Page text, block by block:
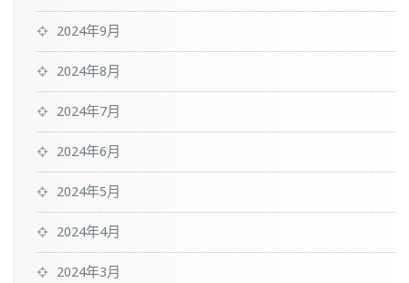
2024年9月
2024年8月
2024年7月
2024年6月
2024年5月
2024年4月
2024年3月